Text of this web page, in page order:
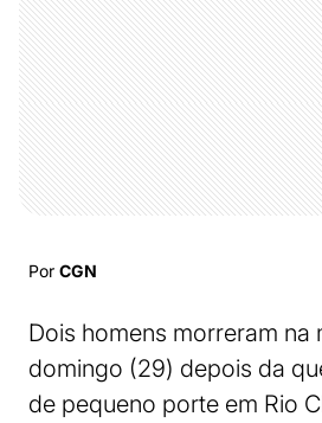
Por CGN
Dois homens morreram na
domingo (29) depois da
de pequeno porte em Rio